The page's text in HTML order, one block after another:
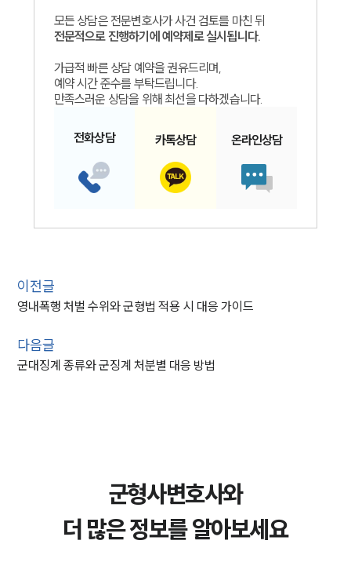
모든 상담은 전문변호사가 사건 검토를 마친 뒤
전문적으로 진행하기에 예약제로 실시됩니다.
가급적 빠른 상담 예약을 권유드리며,
예약 시간 준수를 부탁드립니다.
만족스러운 상담을 위해 최선을 다하겠습니다.
전화상담 카톡상담 온라인상담
이전글
영내폭행 처벌 수위와 군형법 적용 시 대응 가이드
다음글
군대징계 종류와 군징계 처분별 대응 방법
군형사변호사와
더 많은 정보를 알아보세요